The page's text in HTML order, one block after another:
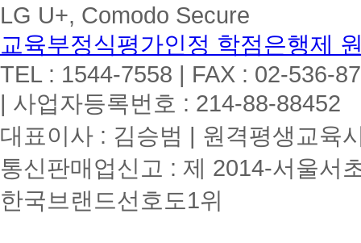
LG U+, Comodo Secure
교육부정식평가인정 학점은행제
TEL : 1544-7558 | FAX : 02-536-
| 사업자등록번호 : 214-88-88452
대표이사 : 김승범 | 원격평생교육
통신판매업신고 : 제 2014-서울서
한국브랜드선호도1위